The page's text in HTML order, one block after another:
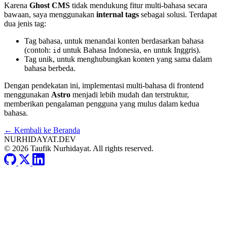
Karena Ghost CMS tidak mendukung fitur multi-bahasa secara
bawaan, saya menggunakan internal tags sebagai solusi. Terdapat
dua jenis tag:
Tag bahasa, untuk menandai konten berdasarkan bahasa
(contoh: id untuk Bahasa Indonesia, en untuk Inggris).
Tag unik, untuk menghubungkan konten yang sama dalam
bahasa berbeda.
Dengan pendekatan ini, implementasi multi-bahasa di frontend
menggunakan Astro menjadi lebih mudah dan terstruktur,
memberikan pengalaman pengguna yang mulus dalam kedua
bahasa.
← Kembali ke Beranda
NURHIDAYAT.DEV
© 2026 Taufik Nurhidayat. All rights reserved.